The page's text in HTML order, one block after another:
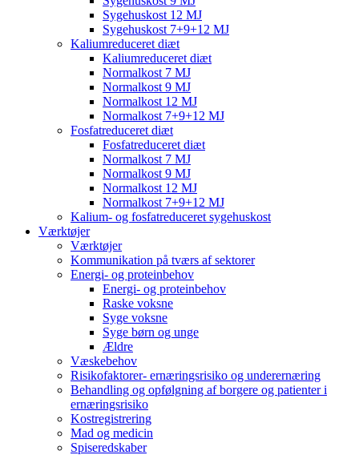
Sygehuskost 12 MJ
Sygehuskost 7+9+12 MJ
Kaliumreduceret diæt
Kaliumreduceret diæt
Normalkost 7 MJ
Normalkost 9 MJ
Normalkost 12 MJ
Normalkost 7+9+12 MJ
Fosfatreduceret diæt
Fosfatreduceret diæt
Normalkost 7 MJ
Normalkost 9 MJ
Normalkost 12 MJ
Normalkost 7+9+12 MJ
Kalium- og fosfatreduceret sygehuskost
Værktøjer
Værktøjer
Kommunikation på tværs af sektorer
Energi- og proteinbehov
Energi- og proteinbehov
Raske voksne
Syge voksne
Syge børn og unge
Ældre
Væskebehov
Risikofaktorer- ernæringsrisiko og underernæring
Behandling og opfølgning af borgere og patienter i
ernæringsrisiko
Kostregistrering
Mad og medicin
Spiseredskaber